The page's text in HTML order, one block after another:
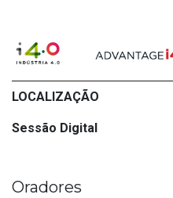
LOCALIZAÇÃO
Sessão Digital
Oradores